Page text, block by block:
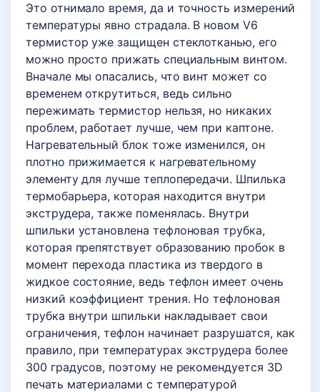
Это отнимало время, да и точность измерений
температуры явно страдала. В новом V6
термистор уже защищен стеклотканью, его
можно просто прижать специальным винтом.
Вначале мы опасались, что винт может со
временем открутиться, ведь сильно
пережимать термистор нельзя, но никаких
проблем, работает лучше, чем при каптоне.
Нагревательный блок тоже изменился, он
плотно прижимается к нагревательному
элементу для лучше теплопередачи. Шпилька
термобарьера, которая находится внутри
экструдера, также поменялась. Внутри
шпильки установлена тефлоновая трубка,
которая препятствует образованию пробок в
момент перехода пластика из твердого в
жидкое состояние, ведь тефлон имеет очень
низкий коэффициент трения. Но тефлоновая
трубка внутри шпильки накладывает свои
ограничения, тефлон начинает разрушатся, как
правило, при температурах экструдера более
300 градусов, поэтому не рекомендуется 3D
печать материалами с температурой